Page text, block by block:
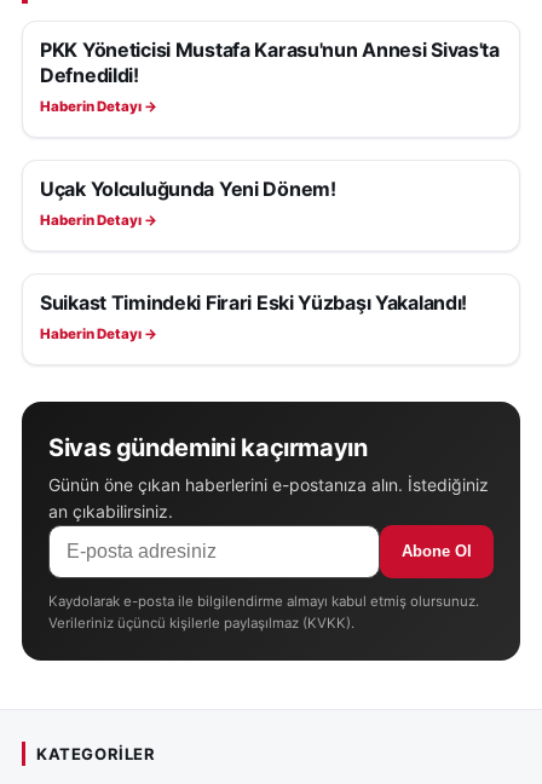
GÜNDEM
PKK Yöneticisi Mustafa Karasu'nun Annesi Sivas'ta
Defnedildi!
Haberin Detayı →
GÜNDEM
Uçak Yolculuğunda Yeni Dönem!
Haberin Detayı →
GÜNDEM
Suikast Timindeki Firari Eski Yüzbaşı Yakalandı!
Haberin Detayı →
Sivas gündemini kaçırmayın
Günün öne çıkan haberlerini e-postanıza alın. İstediğiniz
an çıkabilirsiniz.
Abone Ol
Kaydolarak e-posta ile bilgilendirme almayı kabul etmiş olursunuz.
Verileriniz üçüncü kişilerle paylaşılmaz (KVKK).
KATEGORILER